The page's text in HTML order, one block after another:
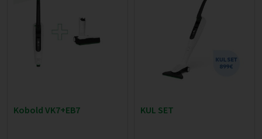
Kobold VK7+EB7 KUL SET